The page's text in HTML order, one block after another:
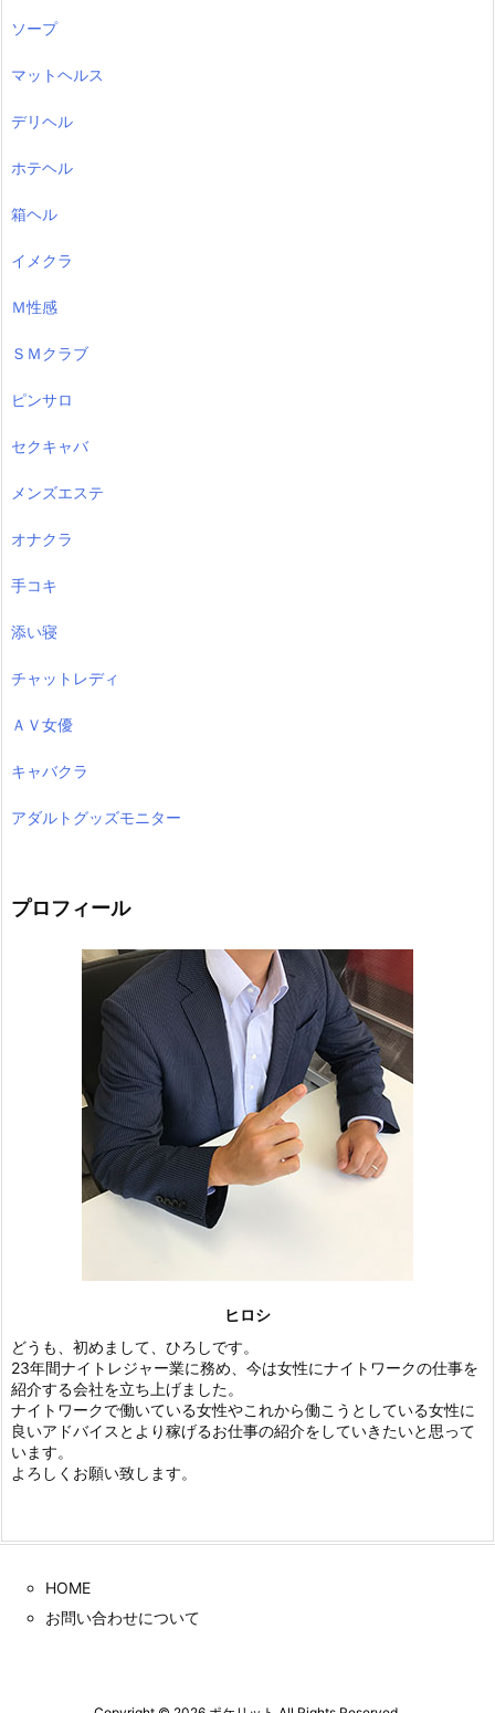
ソープ
マットヘルス
デリヘル
ホテヘル
箱ヘル
イメクラ
Ｍ性感
ＳＭクラブ
ピンサロ
セクキャバ
メンズエステ
オナクラ
手コキ
添い寝
チャットレディ
ＡＶ女優
キャバクラ
アダルトグッズモニター
プロフィール
ヒロシ
どうも、初めまして、ひろしです。
23年間ナイトレジャー業に務め、今は女性にナイトワークの仕事を
紹介する会社を立ち上げました。
ナイトワークで働いている女性やこれから働こうとしている女性に
良いアドバイスとより稼げるお仕事の紹介をしていきたいと思って
います。
よろしくお願い致します。
HOME
お問い合わせについて